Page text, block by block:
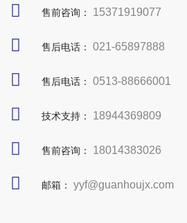
售前咨询： 15371919077
售后电话： 021-65897888
售后电话： 0513-88666001
技术支持： 18944369809
售前咨询： 18014383026
邮箱： yyf@guanhoujx.com